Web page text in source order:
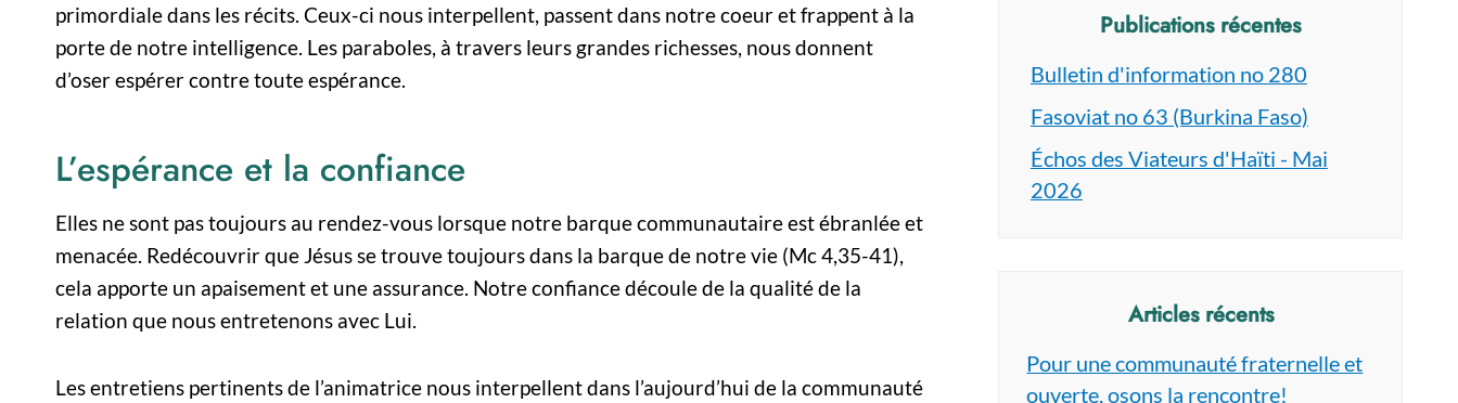
primordiale dans les récits. Ceux-ci nous interpellent, passent dans notre coeur et frappent à la
porte de notre intelligence. Les paraboles, à travers leurs grandes richesses, nous donnent
d’oser espérer contre toute espérance.
L’espérance et la confiance
Elles ne sont pas toujours au rendez-vous lorsque notre barque communautaire est ébranlée et
menacée. Redécouvrir que Jésus se trouve toujours dans la barque de notre vie (Mc 4,35-41),
cela apporte un apaisement et une assurance. Notre confiance découle de la qualité de la
relation que nous entretenons avec Lui.
Les entretiens pertinents de l’animatrice nous interpellent dans l’aujourd’hui de la communauté
Publications récentes
Bulletin d'information no 280
Fasoviat no 63 (Burkina Faso)
Échos des Viateurs d'Haïti - Mai
2026
Articles récents
Pour une communauté fraternelle et
ouverte, osons la rencontre!